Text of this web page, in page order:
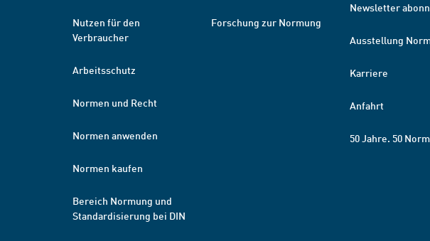
Nutzen für den
Verbraucher
Arbeitsschutz
Normen und Recht
Normen anwenden
Normen kaufen
Bereich Normung und
Standardisierung bei DIN
Forschung zur Normung
Newsletter
Ausstellung
Karriere
Anfahrt
50 Jahre. 50